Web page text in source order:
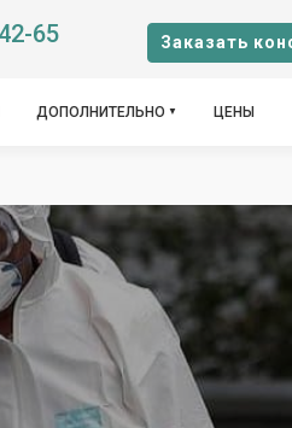
65 Заказать
ДОПОЛНИТЕЛЬНО ЦЕНЫ